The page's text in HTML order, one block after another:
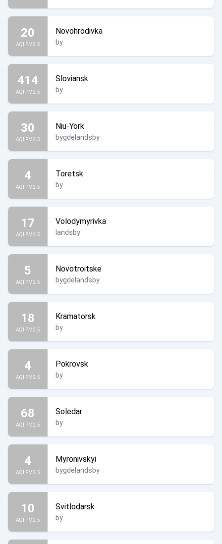
20
AQI PM2.5
Novohrodivka
by
414
AQI PM2.5
Sloviansk
by
30
AQI PM2.5
Niu-York
bygdelandsby
4
AQI PM2.5
Toretsk
by
17
AQI PM2.5
Volodymyrivka
landsby
5
AQI PM2.5
Novotroitske
bygdelandsby
18
AQI PM2.5
Kramatorsk
by
4
AQI PM2.5
Pokrovsk
by
68
AQI PM2.5
Soledar
by
4
AQI PM2.5
Myronivskyi
bygdelandsby
10
AQI PM2.5
Svitlodarsk
by